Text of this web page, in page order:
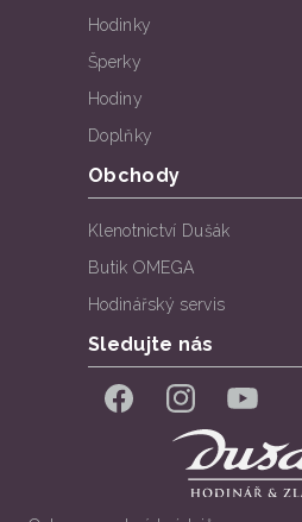
Hodinky
Šperky
Hodiny
Doplňky
Obchody
Klenotnictví Dušák
Butik OMEGA
Hodinářský servis
Sledujte nás
FacebookInstagramYouTube